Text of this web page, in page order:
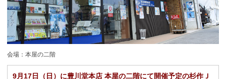
会場：本屋の二階
9月17日（日）に豊川堂本店 本屋の二階にて開催予定の杉作Ｊ